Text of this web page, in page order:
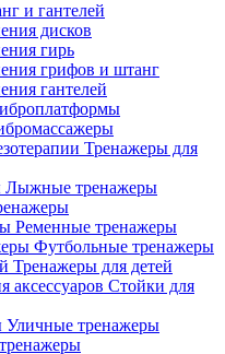
и гантелей
дисков
гирь
грифов и штанг
гантелей
Тренажеры для
Лыжные тренажеры
Ременные тренажеры
Футбольные тренажеры
Тренажеры для детей
Стойки для
Уличные тренажеры